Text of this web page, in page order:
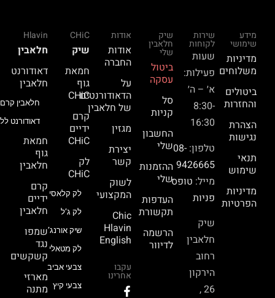
מידע
שימושי
מדיניות
משלוחים
ביטולים
והחזרות
הצהרת
נגישות
תנאי
שימוש
מדיניות
הפרטיות
שירות
לקוחות
שעות
פעילות:
א׳ – ה׳
8:30-
16:30
טלפון: 08-
9426665
מייל: טופס
פניות
שיק
חלאבין
רחוב
הירקון
26 ,
שיק
חלאבין
שלי
ביטול
עסקה
סל
קניות
החשבון
שלי
ההזמנות
שלי
העדפות
תקשורת
הרשמה
לדיוור
אודות
אודות
החברה
על
הדאודורנטים
של חלאבין
מגזין
יצירת
קשר
לשוק
המקצועי
Chic
Hlavin
English
עקבו
אחרינו
CHiC
שיק
חמאת
גוף
CHiC
קרם
ידיים
CHiC
לק
CHiC
לק קלאסי
לק ג’ל
שיק אורנג’
לק מטאלי
צבעי אביב
צבעי קיץ
Hlavin
חלאבין
דאודורנט
חלאבין
חלאבין
דאודורנט
חמאת
גוף
חלאבין
קרם
ידיים
חלאבין
שמפו
נגד
קשקשים
מארזי
מתנה